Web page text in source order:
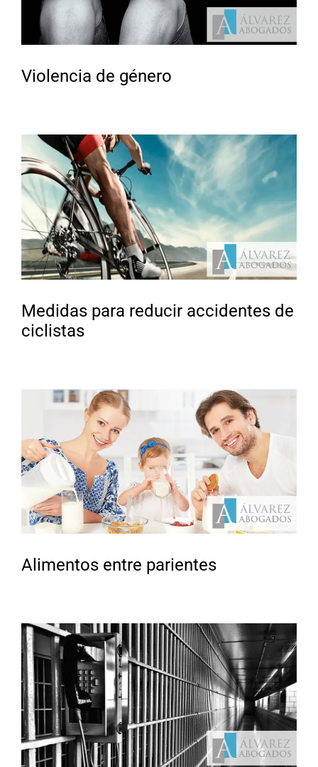
Violencia de género
Medidas para reducir accidentes de
ciclistas
Alimentos entre parientes